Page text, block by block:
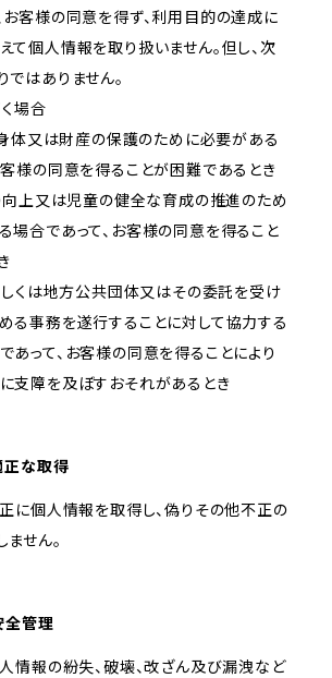
お客様の同意を得ず、利用目的の達成に
て個人情報を取り扱いません。但し、次
はありません。
く場合
身体又は財産の保護のために必要がある
客様の同意を得ることが困難であるとき
向上又は児童の健全な育成の推進のため
場合であって、お客様の同意を得ること
しくは地方公共団体又はその委託を受け
る事務を遂行することに対して協力する
あって、お客様の同意を得ることにより
支障を及ぼすおそれがあるとき
な取得
正に個人情報を取得し、偽りその他不正の
せん。
管理
人情報の紛失、破壊、改ざん及び漏洩など